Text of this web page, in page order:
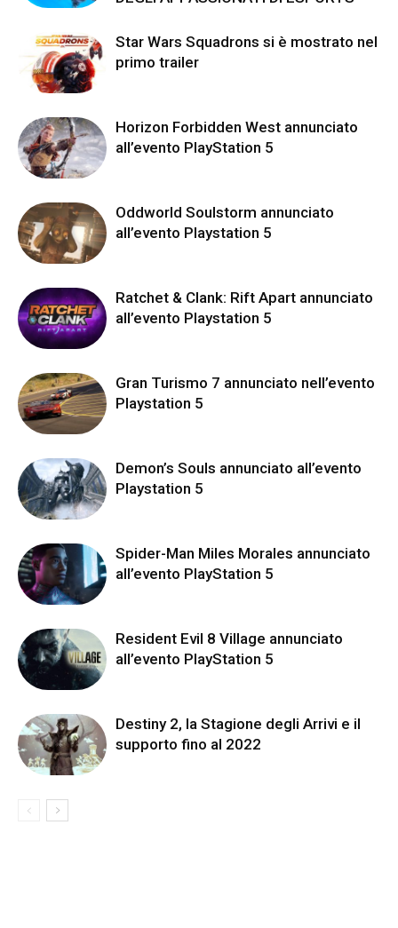
Star Wars Squadrons si è mostrato nel
primo trailer
Horizon Forbidden West annunciato
all’evento PlayStation 5
Oddworld Soulstorm annunciato
all’evento Playstation 5
Ratchet & Clank: Rift Apart annunciato
all’evento Playstation 5
Gran Turismo 7 annunciato nell’evento
Playstation 5
Demon’s Souls annunciato all’evento
Playstation 5
Spider-Man Miles Morales annunciato
all’evento PlayStation 5
Resident Evil 8 Village annunciato
all’evento PlayStation 5
Destiny 2, la Stagione degli Arrivi e il
supporto fino al 2022